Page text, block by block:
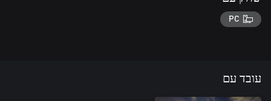
PC
עובד עם